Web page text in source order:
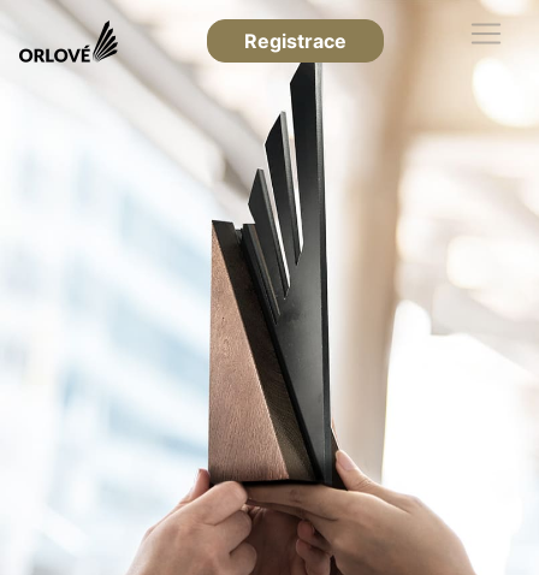
Registrace